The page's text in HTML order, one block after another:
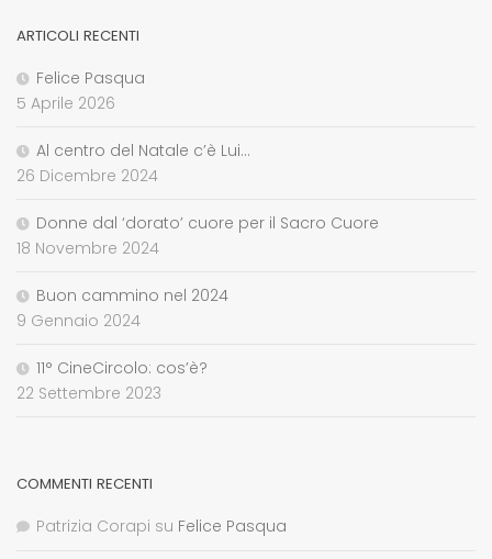
ARTICOLI RECENTI
Felice Pasqua
5 Aprile 2026
Al centro del Natale c’è Lui…
26 Dicembre 2024
Donne dal ‘dorato’ cuore per il Sacro Cuore
18 Novembre 2024
Buon cammino nel 2024
9 Gennaio 2024
11° CineCircolo: cos’è?
22 Settembre 2023
COMMENTI RECENTI
Patrizia Corapi su Felice Pasqua